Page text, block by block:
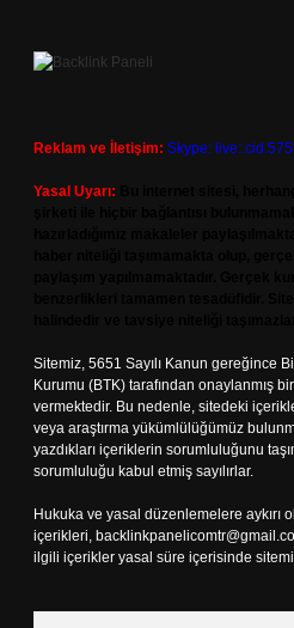
Reklam ve İletişim: Skype:
Yasal Uyarı:
Sitemiz, 5651 Sayılı Kanun gereğince
Kurumu (BTK) tarafından onaylanmış
vermektedir. Bu nedenle, sitedeki
veya araştırma yükümlülüğümüz
yazdıkları içeriklerin sorumluluğunu
sorumluluğu kabul etmiş sayılırlar.
Hukuka ve yasal düzenlemelere aykırı
içerikleri,
ilgili içerikler yasal süre içerisinde